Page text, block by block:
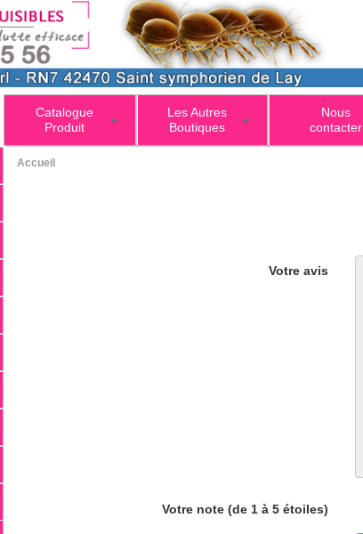
+
Catalogue
Produit
+
Les Autres
Boutiques
Nous
contacter
Accueil
Votre avis
Votre note (de 1 à 5 étoiles)